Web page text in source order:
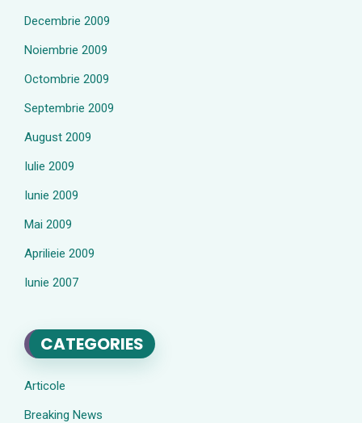
Decembrie 2009
Noiembrie 2009
Octombrie 2009
Septembrie 2009
August 2009
Iulie 2009
Iunie 2009
Mai 2009
Aprilieie 2009
Iunie 2007
CATEGORIES
Articole
Breaking News